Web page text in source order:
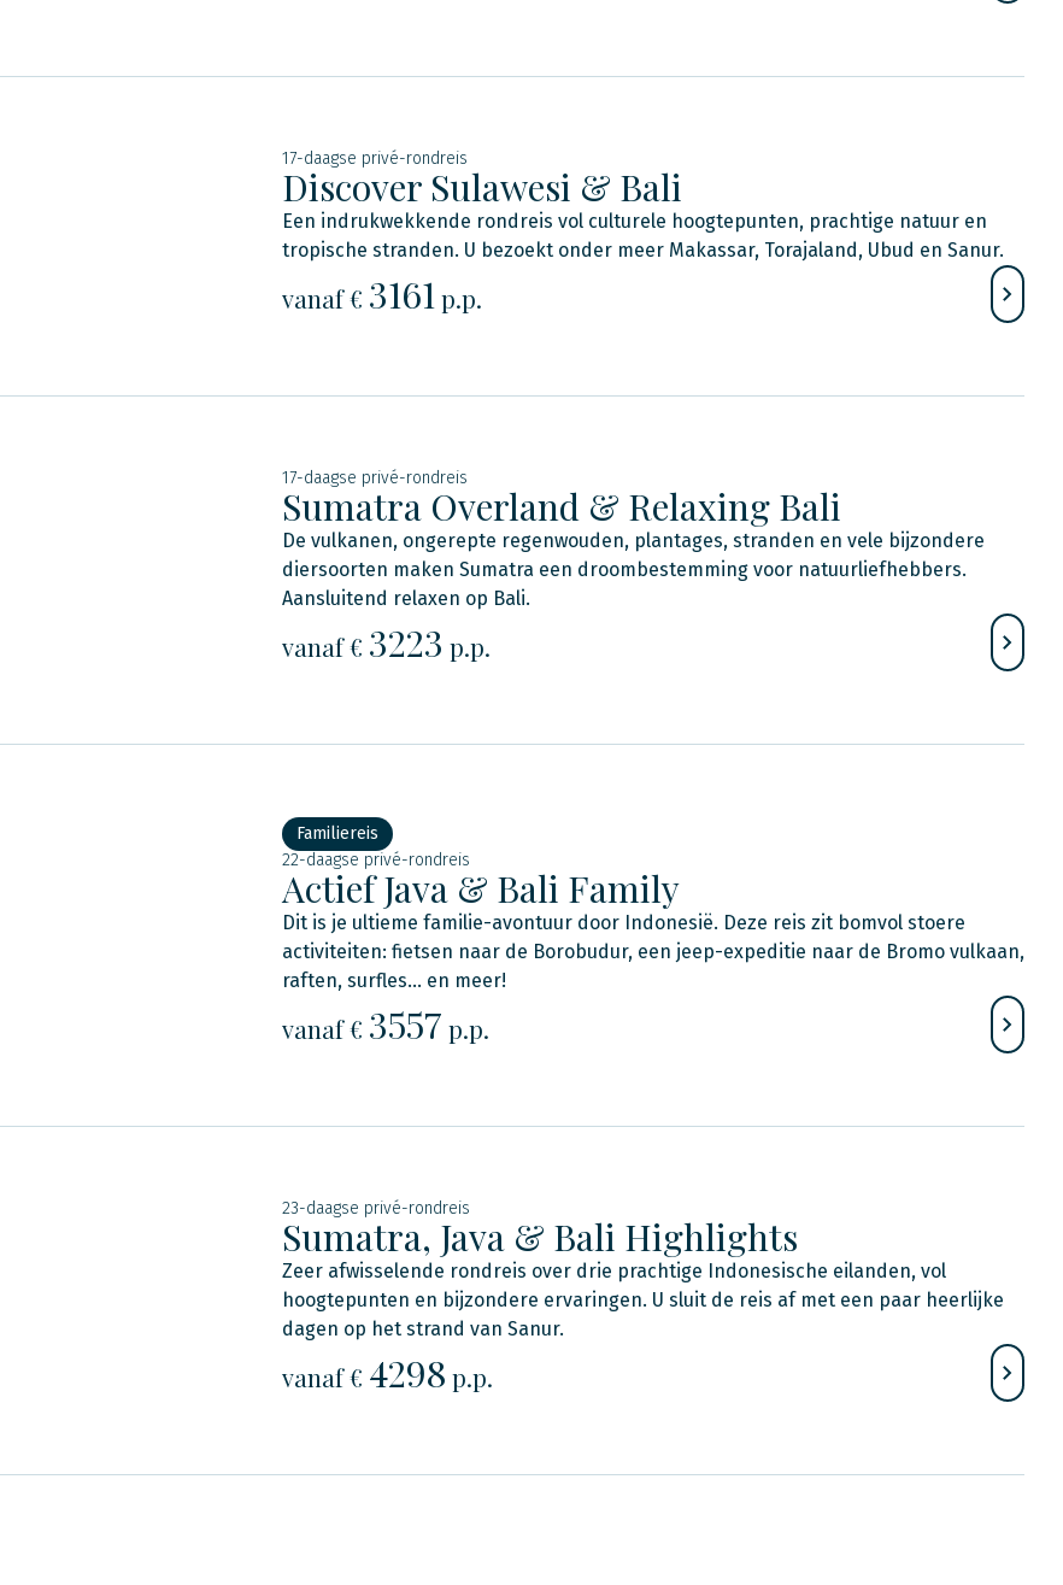
17-daagse privé-rondreis
Discover Sulawesi & Bali
Een indrukwekkende rondreis vol culturele hoogtepunten, prachtige natuur en
tropische stranden. U bezoekt onder meer Makassar, Torajaland, Ubud en Sanur.
vanaf € 3161 p.p.
17-daagse privé-rondreis
Sumatra Overland & Relaxing Bali
De vulkanen, ongerepte regenwouden, plantages, stranden en vele bijzondere
diersoorten maken Sumatra een droombestemming voor natuurliefhebbers.
Aansluitend relaxen op Bali.
vanaf € 3223 p.p.
Familiereis
22-daagse privé-rondreis
Actief Java & Bali Family
Dit is je ultieme familie-avontuur door Indonesië. Deze reis zit bomvol stoere
activiteiten: fietsen naar de Borobudur, een jeep-expeditie naar de Bromo vulkaan,
raften, surfles... en meer!
vanaf € 3557 p.p.
23-daagse privé-rondreis
Sumatra, Java & Bali Highlights
Zeer afwisselende rondreis over drie prachtige Indonesische eilanden, vol
hoogtepunten en bijzondere ervaringen. U sluit de reis af met een paar heerlijke
dagen op het strand van Sanur.
vanaf € 4298 p.p.